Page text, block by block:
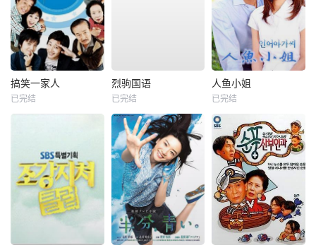
搞笑一家人
已完结
烈驹国语
已完结
人鱼小姐
已完结